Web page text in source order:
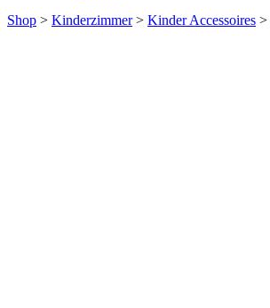
Shop > Kinderzimmer> Kinder Accessoires >